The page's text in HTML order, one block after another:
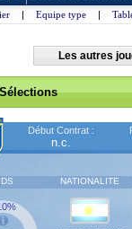
| Equipe type |
Les autres
Début Contrat :
n.c.
NATIONALITE